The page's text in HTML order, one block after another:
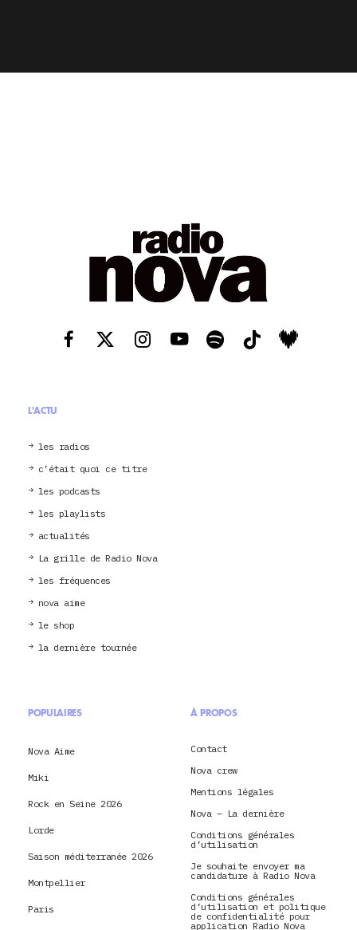
L'ACTU
les radios
c’était quoi ce titre
les podcasts
les playlists
actualités
La grille de Radio Nova
les fréquences
nova aime
le shop
la dernière tournée
POPULAIRES
Nova Aime
Miki
Rock en Seine 2026
Lorde
Saison méditerranée 2026
Montpellier
Paris
À PROPOS
Contact
Nova crew
Mentions légales
Nova – La dernière
Conditions générales
d’utilisation
Je souhaite envoyer ma
candidature à Radio Nova
Conditions générales
d’utilisation et politique
de confidentialité pour
application Radio Nova